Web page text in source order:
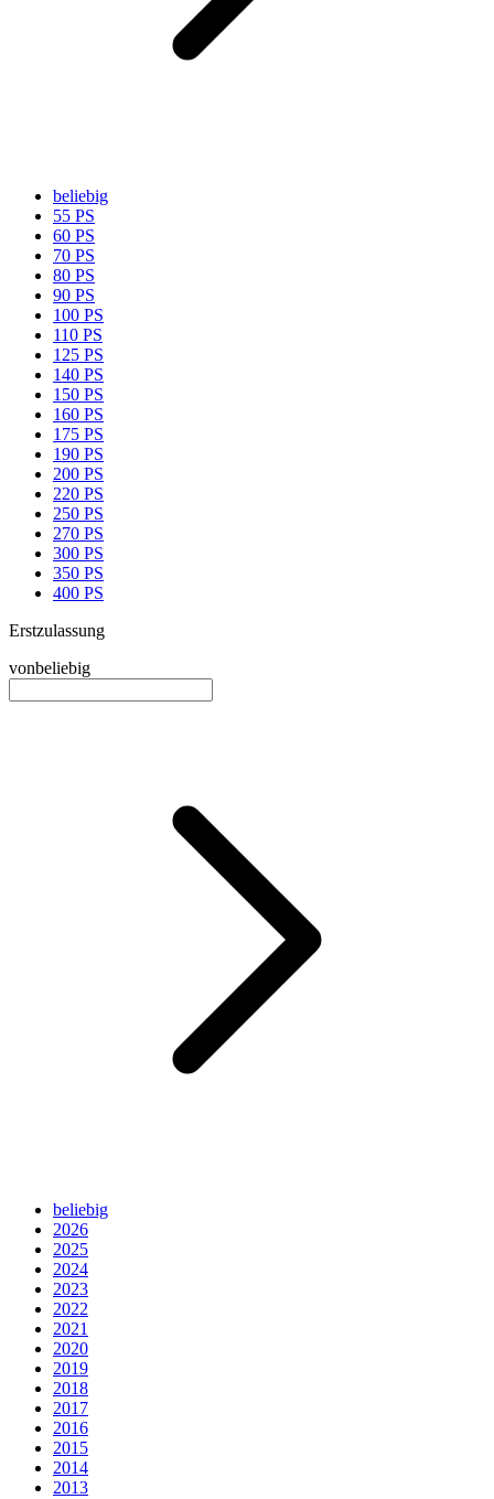
beliebig
55 PS
60 PS
70 PS
80 PS
90 PS
100 PS
110 PS
125 PS
140 PS
150 PS
160 PS
175 PS
190 PS
200 PS
220 PS
250 PS
270 PS
300 PS
350 PS
400 PS
Erstzulassung
vonbeliebig
beliebig
2026
2025
2024
2023
2022
2021
2020
2019
2018
2017
2016
2015
2014
2013